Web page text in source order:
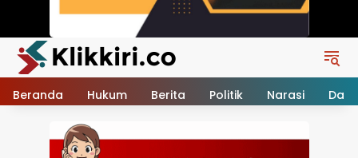
Beranda Hukum Berita Politik Narasi